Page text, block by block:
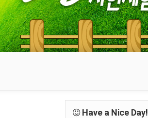
Have a Nice Day!